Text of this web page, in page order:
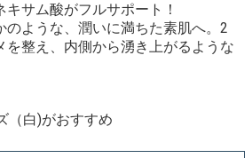
サム酸がフルサポート！
のような、潤いに満ちた素肌へ。2
を整え、内側から湧き上がるような
（白)がおすすめ